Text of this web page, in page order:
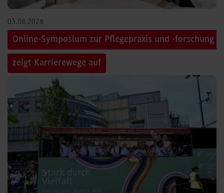
03.08.2026
Online-Symposium zur Pflegepraxis und -forschung
zeigt Karrierewege auf